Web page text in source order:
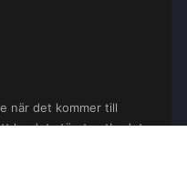
när det kommer till
ha det största utbudet